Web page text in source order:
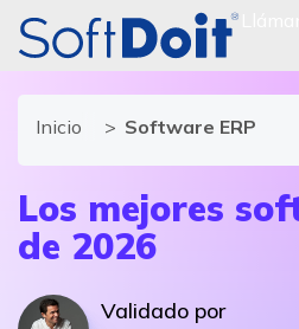
Inicio Software ERP
Los mejores
de 2026
Validado por